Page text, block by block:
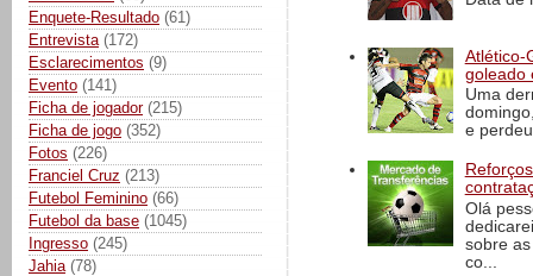
Enquete-Resultado (61)
Entrevista (172)
Esclarecimentos (9)
Evento (141)
Ficha de jogador (215)
Ficha de jogo (352)
Fotos (226)
Franciel Cruz (213)
Futebol Feminino (66)
Futebol da base (1045)
Ingresso (245)
Jahia (78)
Atlético-
goleado
Uma
e
Olá
sobre
co...